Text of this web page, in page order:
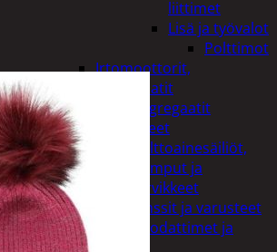
liittimet
Lisä ja työvalot
Polttimot
Irtomoottorit,
aggregaatit
Aggregaatit
Lisälaitteet
Polttoainesäiliöt,
pumput ja
tarvikkeet
Vinssit ja varusteet
Öljyt, suodattimet ja